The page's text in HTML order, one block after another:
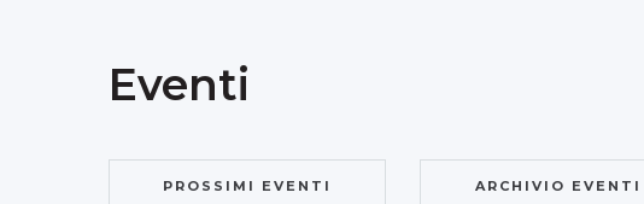
Eventi
PROSSIMI EVENTI ARCHIVIO EVENTI